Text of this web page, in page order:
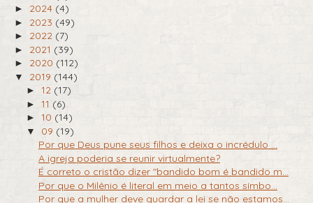
► 2024 (4)
► 2023 (49)
► 2022 (7)
► 2021 (39)
► 2020 (112)
▼ 2019 (144)
► 12 (17)
► 11 (6)
► 10 (14)
▼ 09 (19)
Por que Deus pune seus filhos e deixa o incrédulo ...
A igreja poderia se reunir virtualmente?
É correto o cristão dizer "bandido bom é bandido m...
Por que o Milênio é literal em meio a tantos símbo...
Por que a mulher deve guardar a lei se não estamos...